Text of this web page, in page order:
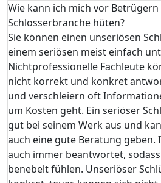
Wie kann ich mich vor
Schlosserbranche hüten?
Sie können einen unseriösen
einem seriösen meist einfach
Nichtprofessionelle Fachleute
nicht korrekt und konkret
und verschleiern oft
um Kosten geht. Ein seriöser
gut bei seinem Werk aus und
auch eine gute Beratung geben.
auch immer beantwortet,
benebelt fühlen. Unseriöser